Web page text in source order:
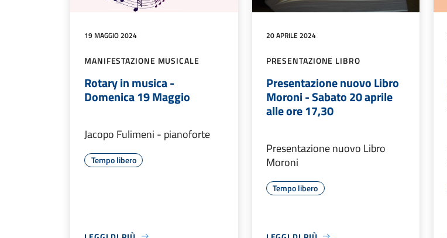
19 MAGGIO 2024
MANIFESTAZIONE MUSICALE
Rotary in musica -
Domenica 19 Maggio
Jacopo Fulimeni - pianoforte
Tempo libero
20 APRILE 2024
PRESENTAZIONE LIBRO
Presentazione nuovo Libro
Moroni - Sabato 20 aprile
alle ore 17,30
Presentazione nuovo Libro
Moroni
Tempo libero